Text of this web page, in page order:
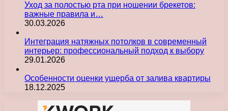
Уход за полостью рта при ношении брекетов:
важные правила и…
30.03.2026
Интеграция натяжных потолков в современный
интерьер: профессиональный подход к выбору
29.01.2026
Особенности оценки ущерба от залива квартиры
18.12.2025